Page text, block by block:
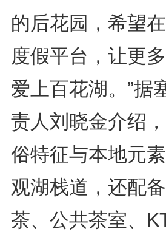
的后花园，希望
度假平台，让更
爱上百花湖。”据
责人刘晓金介绍
俗特征与本地元
观湖栈道，还配
茶、公共茶室、